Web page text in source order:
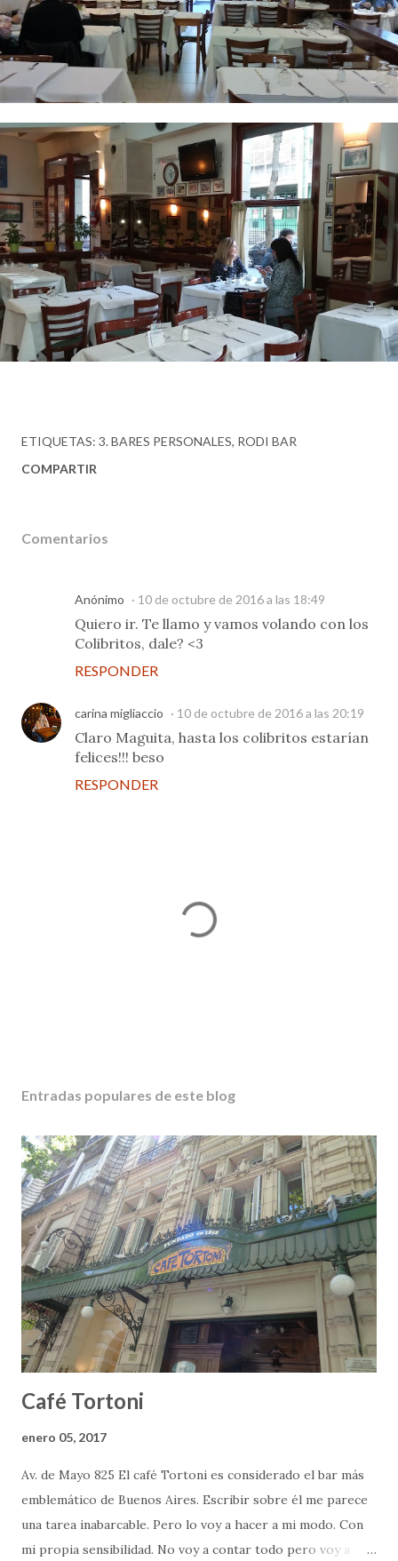
ETIQUETAS: 3. BARES PERSONALES RODI BAR
COMPARTIR
Comentarios
Anónimo 10 de octubre de 2016 a las 18:49
Quiero ir. Te llamo y vamos volando con los
Colibritos, dale? <3
RESPONDER
carina migliaccio 10 de octubre de 2016 a las 20:19
Claro Maguita, hasta los colibritos estarían
felices!!! beso
RESPONDER
b
c
a
r
u
n
c
o
m
e
n
a
i
Entradas populares de este blog
Café Tortoni
enero 05, 2017
Av. de Mayo 825 El café Tortoni es considerado el bar más
emblemático de Buenos Aires. Escribir sobre él me parece
una tarea inabarcable. Pero lo voy a hacer a mi modo. Con
mi propia sensibilidad. No voy a contar todo pero voy a